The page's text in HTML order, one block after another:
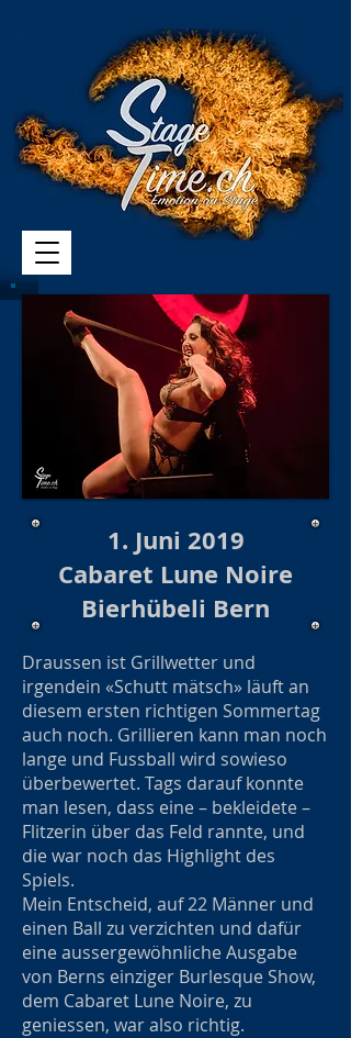
1. Juni 2019
Cabaret Lune Noire
Bierhübeli Bern
Draussen ist Grillwetter und
irgendein «Schutt mätsch» läuft an
diesem ersten richtigen Sommertag
auch noch. Grillieren kann man noch
lange und Fussball wird sowieso
überbewertet. Tags darauf konnte
man lesen, dass eine – bekleidete –
Flitzerin über das Feld rannte, und
die war noch das Highlight des
Spiels.
Mein Entscheid, auf 22 Männer und
einen Ball zu verzichten und dafür
eine aussergewöhnliche Ausgabe
von Berns einziger Burlesque Show,
dem Cabaret Lune Noire, zu
geniessen, war also richtig.